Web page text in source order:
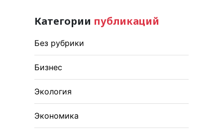
Категории публикаций
Без рубрики
Бизнес
Экология
Экономика